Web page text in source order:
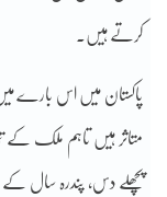
کرتے ہیں۔
پاکستان میں اس بارے
متاثر ہیں تاہم ملک کے
پچھلے دس، پندرہ سال کے